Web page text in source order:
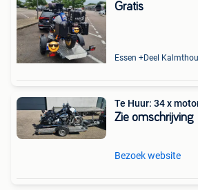
Gratis
Essen +Deel
Te Huur: 34 x
Zie omschrijving
Bezoek website